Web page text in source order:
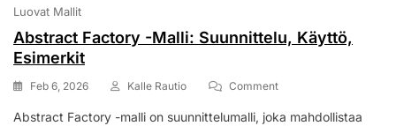
Luovat Mallit
Abstract Factory -Malli: Suunnittelu, Käyttö,
Esimerkit
Feb 6, 2026 Kalle Rautio CommentOn
Factory
Abstract Factory -malli on suunnittelumalli, joka mahdollistaa